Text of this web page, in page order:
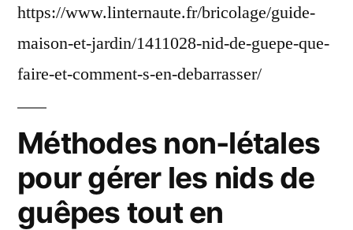
https://www.linternaute.fr/bricolage/guide-
maison-et-jardin/1411028-nid-de-guepe-que-
faire-et-comment-s-en-debarrasser/
Méthodes non-létales
pour gérer les nids de
guêpes tout en